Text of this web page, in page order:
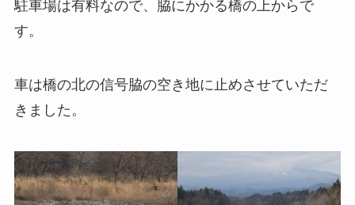
駐車場は有料なので、脇にかかる橋の上からで
す。
車は橋の北の信号脇の空き地に止めさせていただ
きました。